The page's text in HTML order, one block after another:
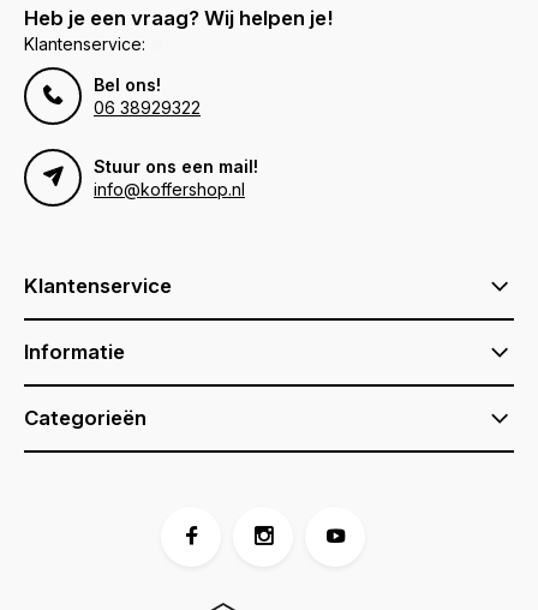
Heb je een vraag? Wij helpen je!
Klantenservice:
Bel ons!
06 38929322
Stuur ons een mail!
info@koffershop.nl
Klantenservice
Informatie
Categorieën